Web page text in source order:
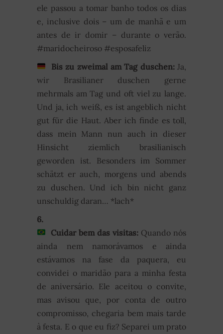
ele passou a tomar banho todos os dias
e, inclusive dois – um de manhã e um
antes de ir domir – durante o verão.
#maridocheiroso #esposafeliz
Bis zu zweimal am Tag duschen: Ja,
wir Brasilianer duschen gerne
mehrmals am Tag und oft viel zu lange.
Und ja, ich weiß, es ist angeblich nicht
gut für die Haut. Aber ich finde es toll,
dass mein Mann nun auch in dieser
Hinsicht ziemlich brasilianisch
geworden ist. Besonders im Sommer
schätzt er auch, morgens und abends
zu duschen. Und ich bin nicht ganz
unschuldig daran… *lach*
6.
Cuidar bem das visitas: Quando nós
ainda nem namorávamos e ainda
estávamos na fase da paquera, eu
convidei o maridão para a minha festa
de aniversário. Ele aceitou o convite,
mas avisou que, por conta de outro
compromisso, chegaria bem mais tarde
à festa. E o que eu fiz? Separei um prato